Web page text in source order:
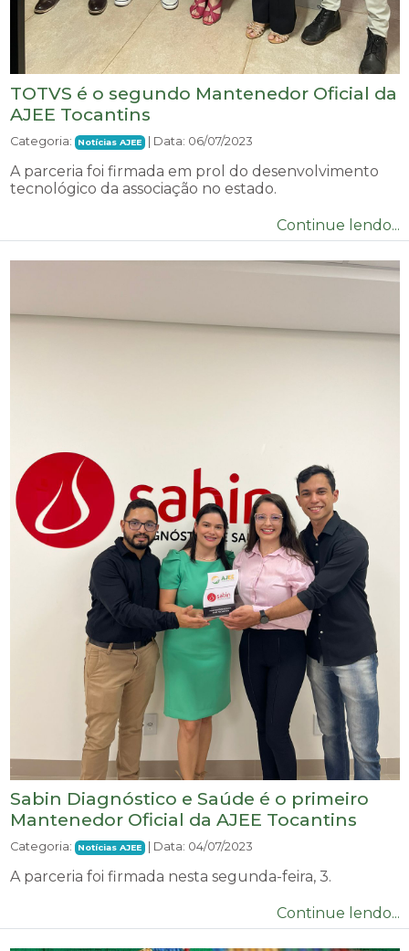
TOTVS é o segundo Mantenedor Oficial da
AJEE Tocantins
Categoria: Notícias AJEE | Data: 06/07/2023
A parceria foi firmada em prol do desenvolvimento
tecnológico da associação no estado.
Continue lendo...
Sabin Diagnóstico e Saúde é o primeiro
Mantenedor Oficial da AJEE Tocantins
Categoria: Notícias AJEE | Data: 04/07/2023
A parceria foi firmada nesta segunda-feira, 3.
Continue lendo...